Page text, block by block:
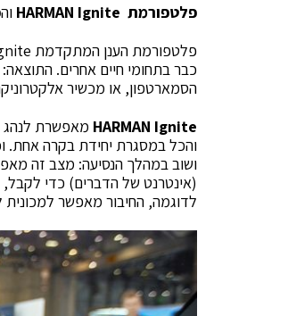
פלטפורמת HARMAN Ignite וה
כבר בתחומי חיים אחרים.
הסמארטפון, או מכשיר
HARMAN Ignite מאפשרת לנהג
והכל במסגרת יחידת בקרה אחת.
(אינטרנט של הדברים) כדי לקבל,
לדוגמה, החיבור מאפשר למכונית